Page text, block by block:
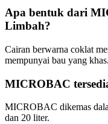
Apa bentuk dari
Limbah?
Cairan berwarna coklat
mempunyai bau yang khas.
MICROBAC
MICROBAC dikemas
dan 20 liter.